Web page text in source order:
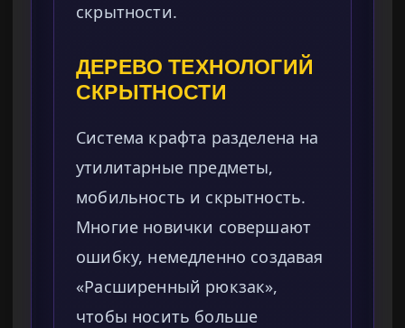
скрытности.
ДЕРЕВО ТЕХНОЛОГИЙ
СКРЫТНОСТИ
Система крафта разделена на
утилитарные предметы,
мобильность и скрытность.
Многие новички совершают
ошибку, немедленно создавая
«Расширенный рюкзак»,
чтобы носить больше